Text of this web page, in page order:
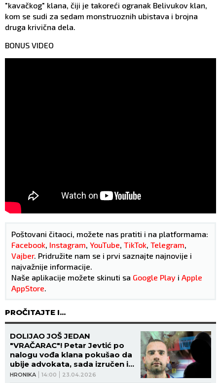
"kavačkog" klana, čiji je takoreći ogranak Belivukov klan,
kom se sudi za sedam monstruoznih ubistava i brojna
druga krivična dela.
BONUS VIDEO
Poštovani čitaoci, možete nas pratiti i na platformama:
Facebook, Instagram, YouTube, TikTok, Telegram,
Vajber. Pridružite nam se i prvi saznajte najnovije i
najvažnije informacije.
Naše aplikacije možete skinuti sa Google Play i Apple
AppStore.
PROČITAJTE I...
HRONIKA 14:00 23.04.2026
DOLIJAO JOŠ JEDAN
"VRAČARAC"! Petar Jevtić po
nalogu vođa klana pokušao da
ubije advokata, sada izručen iz
Grčke!